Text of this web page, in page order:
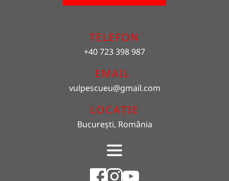
TELEFON
+40 723 398 987
EMAIL
vulpescueu@gmail.com
LOCAȚIE
București, România